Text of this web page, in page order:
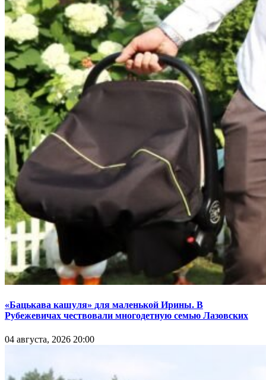
«Бацькава кашуля» для маленькой Ирины. В
Рубежевичах чествовали многодетную семью Лазовских
04 августа, 2026 20:00